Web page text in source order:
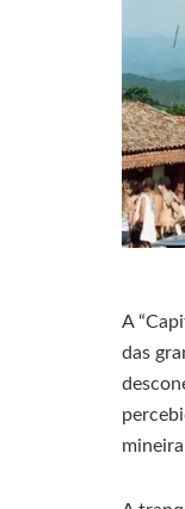
A
das